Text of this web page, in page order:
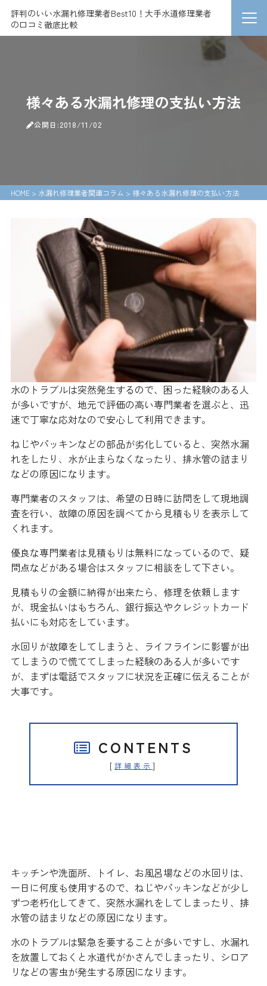
評判のいい水漏れ修理業者Best10！大手水道修理業者
の口コミ徹底比較
様々ある水漏れ修理の支払い方法
公開日:2018/11/02
HOME> 水漏れ修理業者関連コラム > 様々ある水漏れ修理の支払い方法
水のトラブルは突然発生するので、困った経験のある人
が多いですが、地元で評価の高い専門業者を選ぶと、迅
速で丁寧な応対なので安心して利用できます。
ねじやパッキンなどの部品が劣化していると、突然水漏
れをしたり、水が止まらなくなったり、排水管の詰まり
などの原因になります。
専門業者のスタッフは、希望の日時に訪問をして現地調
査を行い、故障の原因を調べてから見積もりを表示して
くれます。
優良な専門業者は見積もりは無料になっているので、疑
問点などがある場合はスタッフに相談をして下さい。
見積もりの金額に納得が出来たら、修理を依頼します
が、現金払いはもちろん、銀行振込やクレジットカード
払いにも対応をしています。
水回りが故障をしてしまうと、ライフラインに影響が出
てしまうので慌ててしまった経験のある人が多いです
が、まずは電話でスタッフに状況を正確に伝えることが
大事です。
CONTENTS
[ 詳細表示 ]
キッチンや洗面所、トイレ、お風呂場などの水回りは、
一日に何度も使用するので、ねじやパッキンなどが少し
ずつ老朽化してきて、突然水漏れをしてしまったり、排
水管の詰まりなどの原因になります。
水のトラブルは緊急を要することが多いですし、水漏れ
を放置しておくと水道代がかさんでしまったり、シロア
リなどの害虫が発生する原因になります。